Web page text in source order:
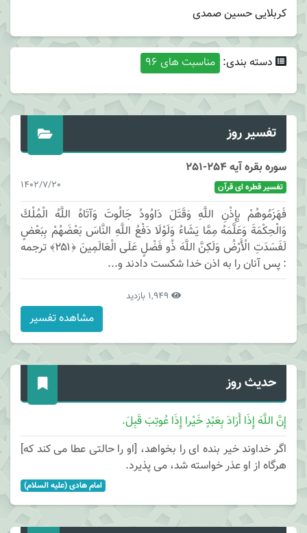
کربلایی حسین صمدی
دسته بندی: مناسبت های 96
تفسیر روز
سوره بقره آیه 254-251
1402/7/20 تفسیر قطره ای قرآن
فَهَزَمُوهُمْ بِإِذْنِ اللَّهِ وَقَتَلَ دَاوُودُ جَالُوتَ وَآتَاهُ اللَّهُ الْمُلْكَ
وَالْحِكْمَةَ وَعَلَّمَهُ مِمَّا يَشَاءُ وَلَوْلَا دَفْعُ اللَّهِ النَّاسَ بَعْضَهُمْ بِبَعْضٍ
لَفَسَدَتِ الْأَرْضُ وَلَكِنَّ اللَّهَ ذُو فَضْلٍ عَلَى الْعَالَمِينَ ﴿۲۵۱﴾ ترجمه
: پس آنان را به اذن خدا شكست دادند و...
مشاهده تفسیر
حدیث روز
إِنَّ اللَّهَ إِذَا أَرَادَ بِعَبْدٍ خَیْرا إِذَا عُوتِبَ قَبِلَ.
اگر خداوند خیر بنده ای را بخواهد، [او را حالتی عطا می کند که]
هرگاه از او عذر خواسته شد، می پذیرد.
امام هادی (علیه السلام)